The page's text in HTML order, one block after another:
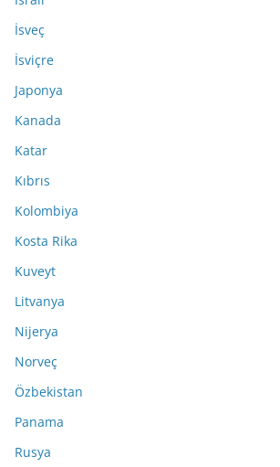
İsveç
İsviçre
Japonya
Kanada
Katar
Kıbrıs
Kolombiya
Kosta Rika
Kuveyt
Litvanya
Nijerya
Norveç
Özbekistan
Panama
Rusya